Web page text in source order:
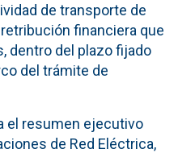
de transporte de
financiera que
dentro del plazo fijado
del trámite de
el resumen ejecutivo
de Red Eléctrica,